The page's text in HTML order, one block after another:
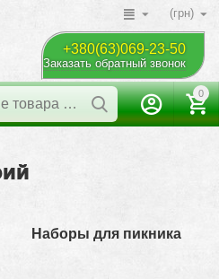
(грн)
+380(63)069-23-50
Заказать обратный звонок
0
Наборы для пикника